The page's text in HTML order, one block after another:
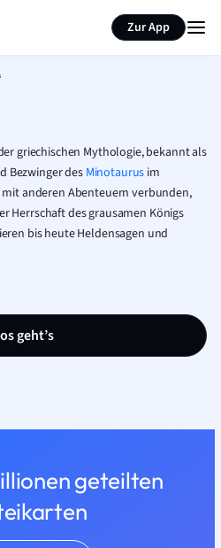
Zur App
griechischen Mythologie, bekannt als
Bezwinger des Minotaurus im
anderen Abenteuern verbunden,
Herrschaft des grausamen Königs
bis heute Heldensagen und
geht’s
geteilten
Seite zusammenfassen